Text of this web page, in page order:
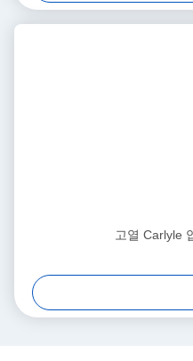
고열 Carlyle